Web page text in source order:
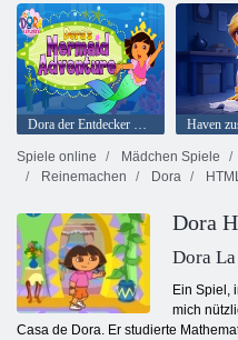
Dora der Entdecker Doras Meerjungfrau-Abenteuer
Spiele online
Mädchen Spiele
Reinemachen
Dora
Dora
Dora
Ein Spiel,
mich
Casa de Dora. Er studierte